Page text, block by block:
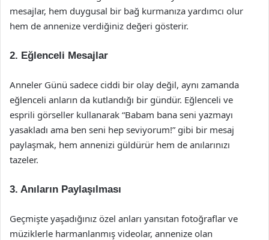
mesajlar, hem duygusal bir bağ kurmanıza yardımcı olur
hem de annenize verdiğiniz değeri gösterir.
2. Eğlenceli Mesajlar
Anneler Günü sadece ciddi bir olay değil, aynı zamanda
eğlenceli anların da kutlandığı bir gündür. Eğlenceli ve
esprili görseller kullanarak “Babam bana seni yazmayı
yasakladı ama ben seni hep seviyorum!” gibi bir mesaj
paylaşmak, hem annenizi güldürür hem de anılarınızı
tazeler.
3. Anıların Paylaşılması
Geçmişte yaşadığınız özel anları yansıtan fotoğraflar ve
müziklerle harmanlanmış videolar, annenize olan